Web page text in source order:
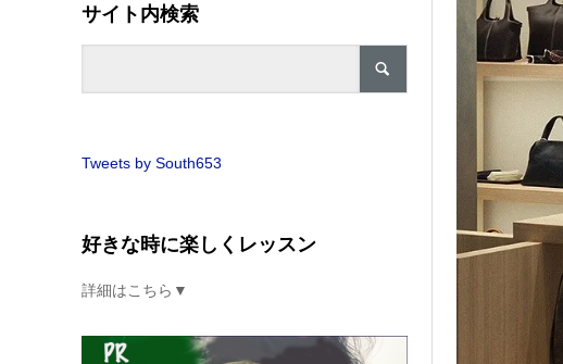
サイト内検索
Tweets by South653
好きな時に楽しくレッスン
詳細はこちら▼